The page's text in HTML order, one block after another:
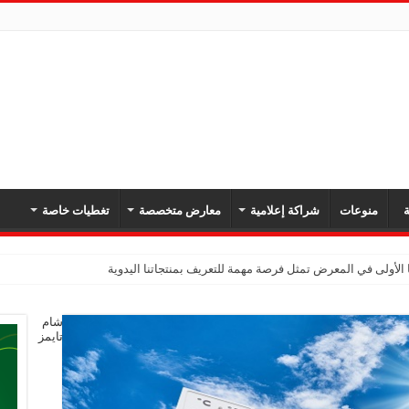
منوعات شراكة إعلامية معارض متخصصة تغطيات خاصة
في المعرض تمثل فرصة مهمة للتعريف بمنتجاتنا اليدوية
شام
تايمز